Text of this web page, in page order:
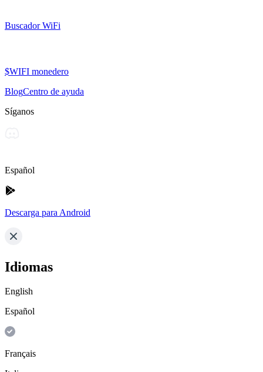
Buscador WiFi
$WIFI monedero
BlogCentro de ayuda
Síganos
Español
Descarga para Android
Idiomas
English
Español
Français